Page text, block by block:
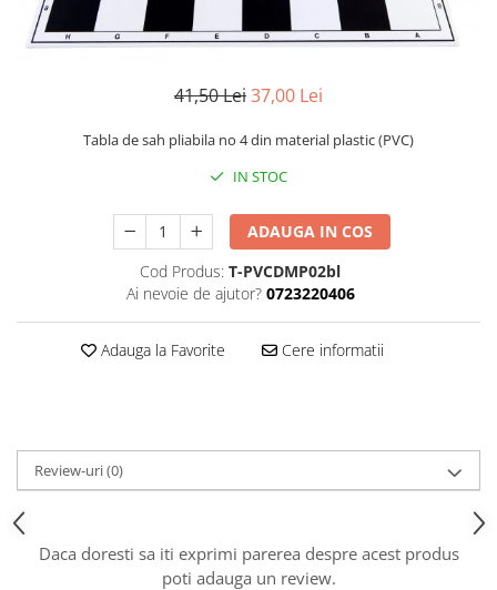
DGT
Finaluri
Lemn De Boxwood
Lemn De Carpen (hornbeam)
Lemn De Sheesham
Piese de sah DGT
Piese De Sah Tematice Din Plastic
Piese Din Lemn
Piese Din Plastic
Piese sah electronice
Piese Sah Tematice
Piese Sah Tematice Din Metal
Puzzle
41,50 Lei37,00 Lei
Tabla de sah pliabila no 4 din material plastic (PVC)
IN STOC
ADAUGA IN COS
Cod Produs: T-PVCDMP02bl
Ai nevoie de ajutor? 0723220406
Adauga la Favorite Cere informatii
Review-uri(0)
Daca doresti sa iti exprimi parerea despre acest produs
poti adauga un review.